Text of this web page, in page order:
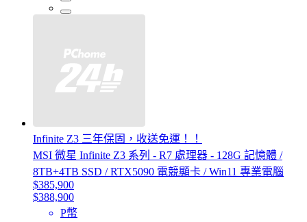
Infinite Z3 三年保固，收送免運！！
MSI 微星 Infinite Z3 系列 - R7 處理器 - 128G 記憶體 /
8TB+4TB SSD / RTX5090 電競顯卡 / Win11 專業電腦
$385,900
$388,900
P幣